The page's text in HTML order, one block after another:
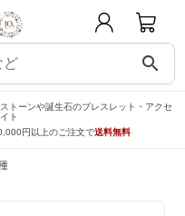
search
トーンや誕生石のブレスレット・アクセ
ト
円以上のご注文で送料無料